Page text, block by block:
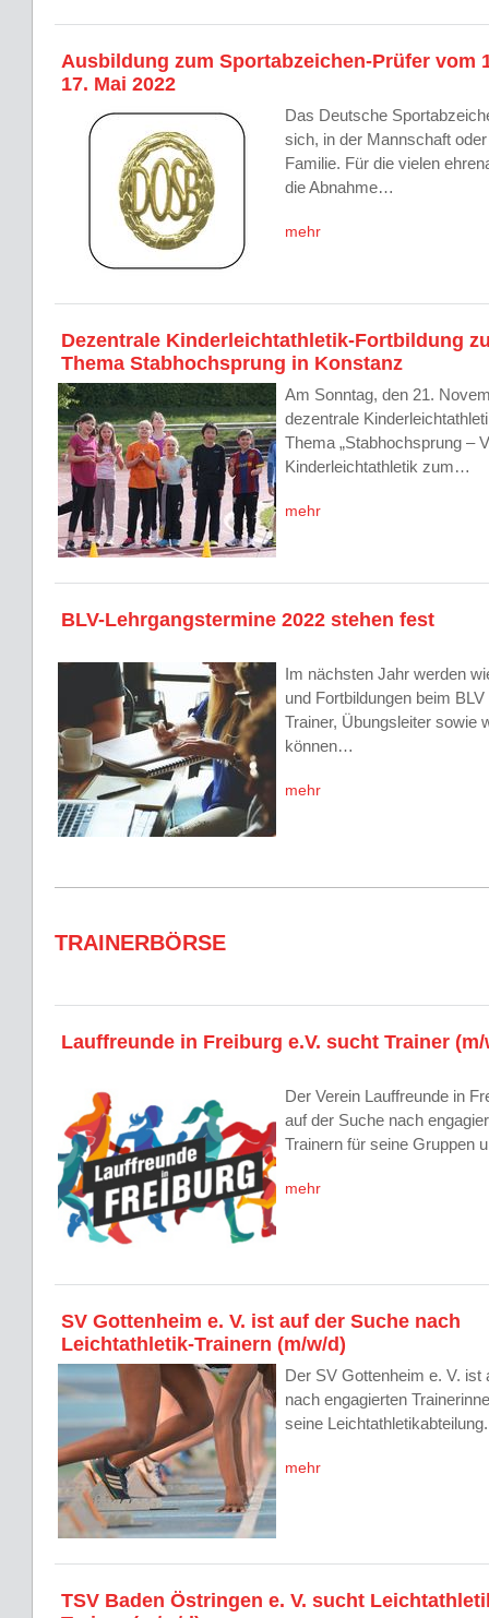
Ausbildung zum Sportabzeichen-Prüfer vom
17. Mai 2022
Das Deutsche
sich, in der Mannschaft
Familie. Für die vielen
die Abnahme…
mehr
Dezentrale Kinderleichtathletik-Fortbildung
Thema Stabhochsprung in Konstanz
Am Sonntag, den 21.
dezentrale
Thema „Stabhochsprung –
Kinderleichtathletik zum…
mehr
BLV-Lehrgangstermine 2022 stehen fest
Im nächsten Jahr werden
und Fortbildungen beim
Trainer, Übungsleiter sowie
können…
mehr
TRAINERBÖRSE
Lauffreunde in Freiburg e.V. sucht Trainer (m/
Der Verein Lauffreunde in
auf der Suche nach
Trainern für seine Gruppen
mehr
SV Gottenheim e. V. ist auf der Suche nach
Leichtathletik-Trainern (m/w/d)
Der SV Gottenheim e. V. ist
nach engagierten
seine Leichtathletikabteilung.
mehr
TSV Baden Östringen e. V. sucht